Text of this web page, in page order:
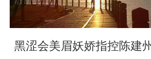
黑涩会美眉妖娇指控陈建